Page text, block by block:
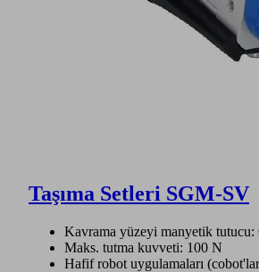
Taşıma Setleri SGM-SV
Kavrama yüzeyi manyetik
Maks. tutma kuvveti: 100 N
Hafif robot uygulamaları